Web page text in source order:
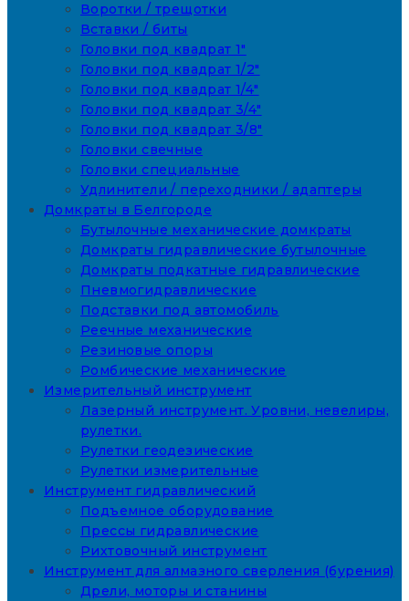
Воротки / трещотки
Вставки / биты
Головки под квадрат 1"
Головки под квадрат 1/2"
Головки под квадрат 1/4"
Головки под квадрат 3/4"
Головки под квадрат 3/8"
Головки свечные
Головки специальные
Удлинители / переходники / адаптеры
Домкраты в Белгороде
Бутылочные механические домкраты
Домкраты гидравлические бутылочные
Домкраты подкатные гидравлические
Пневмогидравлические
Подставки под автомобиль
Реечные механические
Резиновые опоры
Ромбические механические
Измерительный инструмент
Лазерный инструмент. Уровни, невелиры,
рулетки.
Рулетки геодезические
Рулетки измерительные
Инструмент гидравлический
Подъемное оборудование
Прессы гидравлические
Рихтовочный инструмент
Инструмент для алмазного сверления (бурения)
Дрели, моторы и станины